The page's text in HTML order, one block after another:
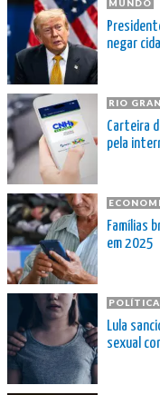
MUNDO
negar
RIO
Carteira
pela
Famílias
em 2025
POLÍTICA
Lula
sexual